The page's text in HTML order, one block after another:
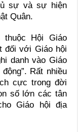
sự và sự hiện
Quân.
thuộc Hội Giáo
đối với Giáo hội
danh vào Giáo
Rất nhiều
cực trong đời
số lớn các tân
Giáo hội địa